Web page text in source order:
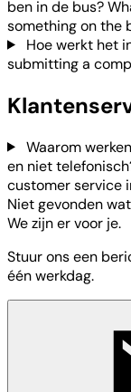
ben in de bus?
something on the
Hoe werkt het
submitting a
Waarom
en niet
customer service
Niet gevonden
We zijn er voor je.
Stuur ons een
één werkdag.